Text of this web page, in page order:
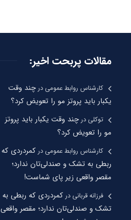
مقالات پربحت اخیر:
کارشناس روابط عمومیدرچند وقت
یکبار باید پروتز مو را تعویض کرد؟
توکلیدرچند وقت یکبار باید پروتز
مو را تعویض کرد؟
کارشناس روابط عمومیدر کمردردی که
ربطی به تشک و صندلی‌تان ندارد؛
مقصر واقعی زیر پای شماست!
فرزانه قربانیدر کمردردی که ربطی به
تشک و صندلی‌تان ندارد؛ مقصر واقعی